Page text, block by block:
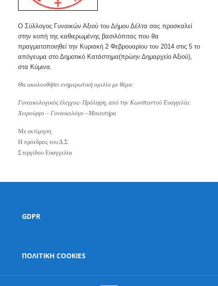
Ο Σύλλογος Γυναικών Αξιού του Δήμου Δέλτα σας προσκαλεί
στην κοπή της καθιερωμένης βασιλόπιτας που θα
πραγματοποιηθεί την Κυριακή 2 Φεβρουαρίου του 2014 στις 5 το
απόγευμα στο Δημοτικό Κατάστημα(πρώην Δημαρχείο Αξιού),
στα Κύμινα.
Θα ακολουθήσει ενημερωτική ομιλία με θέμα:
Γυναικολογικός έλεγχος- Πρόληψη, από την Κωνσταντού Ευαγγελία:
Χειρούργο – Γυναικολόγο –Μαιευτήρα
Με εκτίμηση
Η πρόεδρος του Δ.Σ
Στεργίδου Ευαγγελία
GDPR
ΠΟΛΙΤΙΚΗ COOKIES